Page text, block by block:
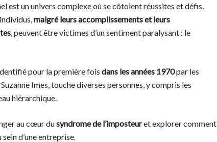
est un univers complexe où se côtoient réussites et défis.
malgré leurs accomplissements et leurs
, peuvent être victimes d’un sentiment paralysant : le
pour la première fois dans les années 1970par les
Imes, touche diverses personnes, y compris les
hiérarchique.
au cœur dusyndrome de l’imposteuret explorer comment
d’une entreprise.